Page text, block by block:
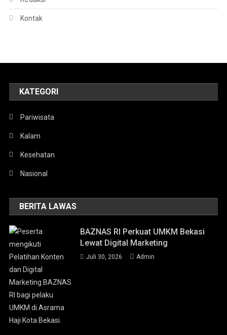
Kontak
KATEGORI
Pariwisata
Kalam
Kesehatan
Nasional
BERITA LAWAS
BAZNAS RI Perkuat UMKM Bekasi
Lewat Digital Marketing
Juli 30, 2026 Admin